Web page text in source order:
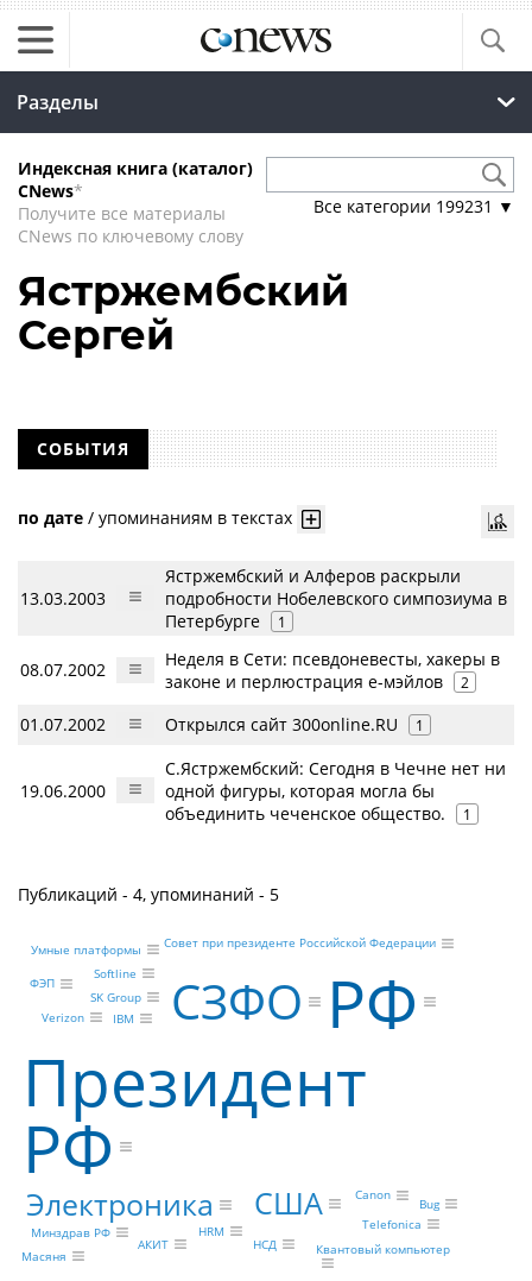
Разделы
Индексная книга (каталог)
CNews*
Получите все материалы
CNews по ключевому слову
Все категории 199231 ▼
Ястржембский
Сергей
СОБЫТИЯ
по дате / упоминаниям в текстах
13.03.2003
Ястржембский и Алферов раскрыли
подробности Нобелевского симпозиума в
Петербурге
1
08.07.2002
Неделя в Сети: псевдоневесты, хакеры в
законе и перлюстрация е-мэйлов
2
01.07.2002 Открылся сайт 300online.RU 1
19.06.2000
С.Ястржембский: Сегодня в Чечне нет ни
одной фигуры, которая могла бы
объединить чеченское общество.
1
Публикаций - 4, упоминаний - 5
Президент
РФ
РФ
СЗФО
Электроника США
IBM
Canon
SK Group
Verizon
Telefonica
Softline
ФЭП
Минздрав РФ
Совет при президенте Российской Федерации
АКИТ
HRM
НСД
Умные платформы
Квантовый компьютер
Bug
Масяня